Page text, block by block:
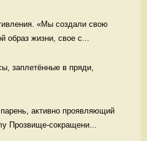
«Мы создали свою
образ жизни, свое с...
заплетённые в пряди,
активно проявляющий
Прозвище-сокращени...